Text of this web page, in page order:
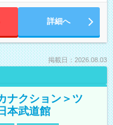
詳細へ
掲載日：2026.08.03
ナクション＞ツ
本武道館